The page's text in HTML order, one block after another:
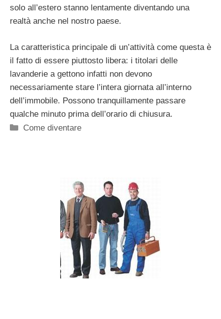
solo all’estero stanno lentamente diventando una
realtà anche nel nostro paese.
La caratteristica principale di un’attività come questa è
il fatto di essere piuttosto libera: i titolari delle
lavanderie a gettono infatti non devono
necessariamente stare l’intera giornata all’interno
dell’immobile. Possono tranquillamente passare
qualche minuto prima dell’orario di chiusura.
Categorie
Come diventare